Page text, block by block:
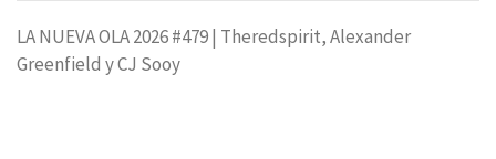
LA NUEVA OLA 2026 #479 | Theredspirit, Alexander
Greenfield y CJ Sooy